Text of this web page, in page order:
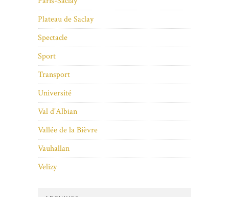
Plateau de Saclay
Spectacle
Sport
Transport
Université
Val d'Albian
Vallée de la Bièvre
Vauhallan
Velizy